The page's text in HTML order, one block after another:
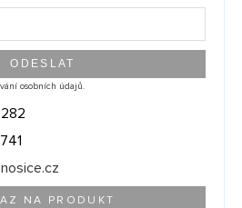
osobních údajů.
NA PRODUKT